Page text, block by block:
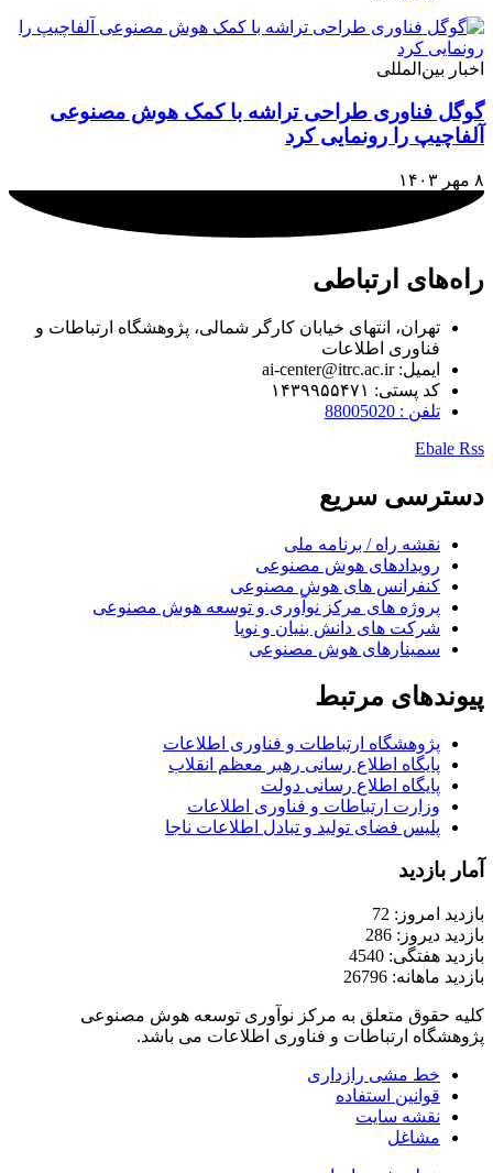
اخبار بین‌المللی
گوگل فناوری طراحی تراشه با کمک هوش مصنوعی
آلفاچیپ را رونمایی کرد
۸ مهر ۱۴۰۳
راه‌های ارتباطی
تهران، انتهای خیابان کارگر شمالی، پژوهشگاه ارتباطات و
فناوری اطلاعات
ایمیل: ai-center@itrc.ac.ir
کد پستی: ۱۴۳۹۹۵۵۴۷۱
تلفن : 88005020
Ebale Rss
دسترسی سریع
نقشه راه / برنامه ملی
رویدادهای هوش مصنوعی
کنفرانس های هوش مصنوعی
پروژه های مرکز نوآوری و توسعه هوش مصنوعی
شرکت های دانش بنیان و نوپا
سمینارهای هوش مصنوعی
پیوندهای مرتبط
پژوهشگاه ارتباطات و فناوری اطلاعات
پایگاه اطلاع رسانی رهبر معظم انقلاب
پایگاه اطلاع رسانی دولت
وزارت ارتباطات و فناوری اطلاعات
پلیس فضای تولید و تبادل اطلاعات ناجا
آمار بازدید
بازدید امروز: 72
بازدید دیروز: 286
بازدید هفتگی: 4540
بازدید ماهانه: 26796
کلیه حقوق متعلق به مرکز نوآوری توسعه هوش مصنوعی
پژوهشگاه ارتباطات و فناوری اطلاعات می باشد.
خط مشی رازداری
قوانین استفاده
نقشه سایت
مشاغل